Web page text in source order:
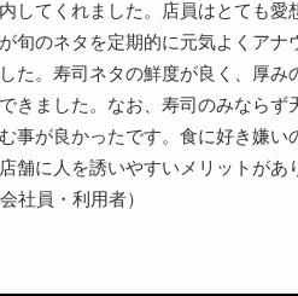
してくれました。店員はとても
旬のネタを定期的に元気よくア
た。寿司ネタの鮮度が良く、厚
きました。なお、寿司のみなら
事が良かったです。食に好き嫌
舗に人を誘いやすいメリットがあ
社員・利用者）